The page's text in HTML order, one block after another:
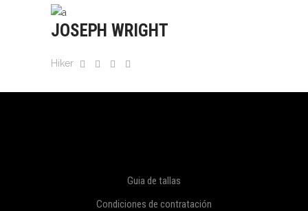
JOSEPH WRIGHT
Hiker
Guia de tallas
Condiciones de contratación